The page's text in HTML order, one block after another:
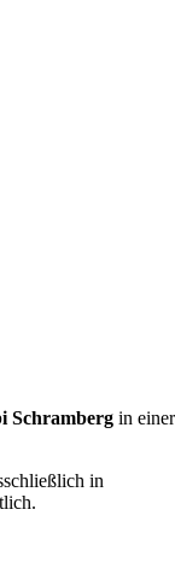
Schramberg in einer
in